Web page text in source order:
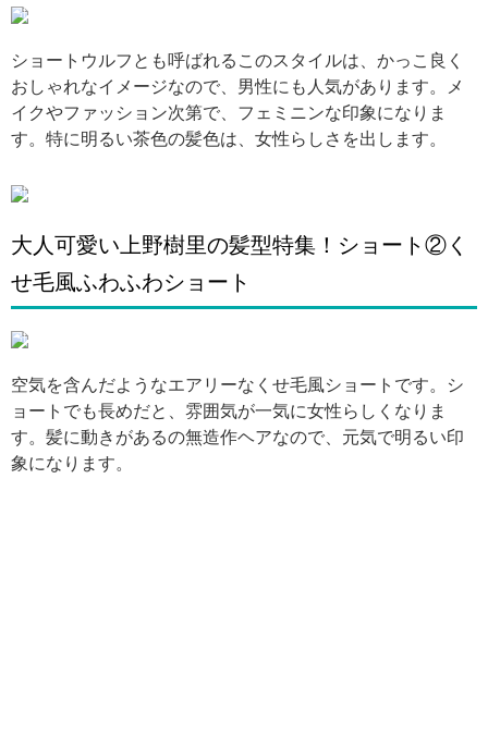
ショートウルフとも呼ばれるこのスタイルは、かっこ良く
おしゃれなイメージなので、男性にも人気があります。メ
イクやファッション次第で、フェミニンな印象になりま
す。特に明るい茶色の髪色は、女性らしさを出します。
引用: https://i.pinimg.com/originals/82/a6/37/82a637f5f4117a9672d42b950a1f1517.jpg
大人可愛い上野樹里の髪型特集！ショート②く
せ毛風ふわふわショート
引用: http://www.officiallyjd.com/wp-content/uploads/2018/06/20180607_nakamuratomoya_08.jpg
空気を含んだようなエアリーなくせ毛風ショートです。シ
ョートでも長めだと、雰囲気が一気に女性らしくなりま
す。髪に動きがあるの無造作ヘアなので、元気で明るい印
象になります。